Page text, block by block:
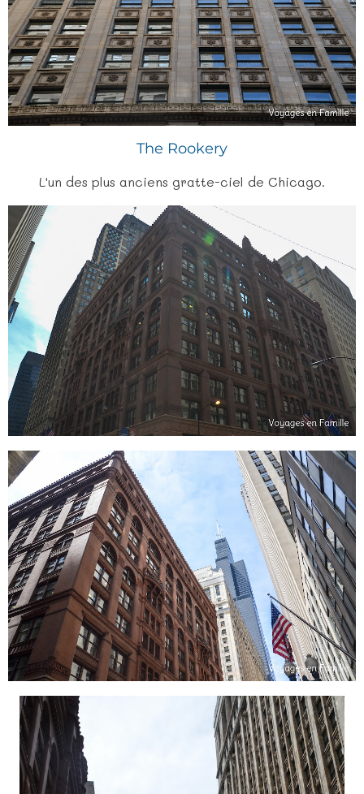
The Rookery
L'un des plus anciens gratte-ciel de Chicago.